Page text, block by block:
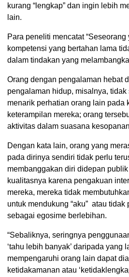
kurang “lengkap” dan ingin lebih
lain.
Para peneliti mencatat
kompetensi yang bertahan lama
dalam tindakan yang
Orang dengan pengalaman hebat
pengalaman hidup, misalnya, tidak
menarik perhatian orang lain pada
keterampilan mereka; orang
aktivitas dalam suasana
Dengan kata lain, orang yang
pada dirinya sendiri tidak perlu
membanggakan diri didepan
kualitasnya karena pengakuan
mereka, mereka tidak
untuk mendukung “aku” atau tidak
sebagai egosime berlebihan.
“Sebaliknya, seringnya
‘tahu lebih banyak’ daripada yang
mempengaruhi orang lain dapat
ketidakamanan atau